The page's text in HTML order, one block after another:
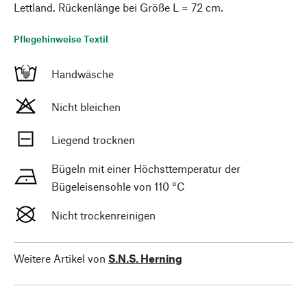
Lettland. Rückenlänge bei Größe L = 72 cm.
Pflegehinweise Textil
Handwäsche
Nicht bleichen
Liegend trocknen
Bügeln mit einer Höchsttemperatur der
Bügeleisensohle von 110 °C
Nicht trockenreinigen
Weitere Artikel von S.N.S. Herning